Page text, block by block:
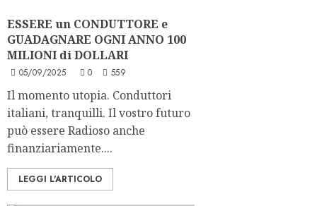
ESSERE un CONDUTTORE e
GUADAGNARE OGNI ANNO 100
MILIONI di DOLLARI
05/09/2025 0 559
Il momento utopia. Conduttori
italiani, tranquilli. Il vostro futuro
può essere Radioso anche
finanziariamente....
LEGGI L'ARTICOLO